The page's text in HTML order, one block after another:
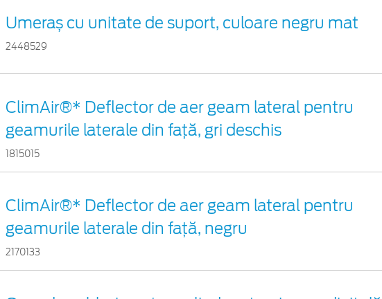
Umeraș cu unitate de suport, culoare negru mat
2448529
ClimAir®* Deflector de aer geam lateral pentru
geamurile laterale din faţă, gri deschis
1815015
ClimAir®* Deflector de aer geam lateral pentru
geamurile laterale din faţă, negru
2170133